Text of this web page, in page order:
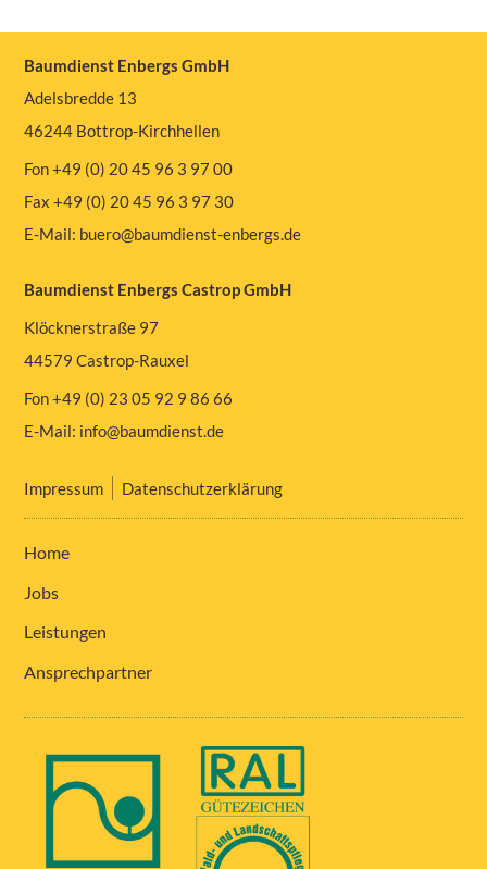
Baumdienst Enbergs GmbH
Adelsbredde 13
46244 Bottrop-Kirchhellen
Fon +49 (0) 20 45 96 3 97 00
Fax +49 (0) 20 45 96 3 97 30
E-Mail: buero@baumdienst-enbergs.de
Baumdienst Enbergs Castrop GmbH
Klöcknerstraße 97
44579 Castrop-Rauxel
Fon +49 (0) 23 05 92 9 86 66
E-Mail: info@baumdienst.de
Impressum Datenschutzerklärung
Home
Jobs
Leistungen
Ansprechpartner